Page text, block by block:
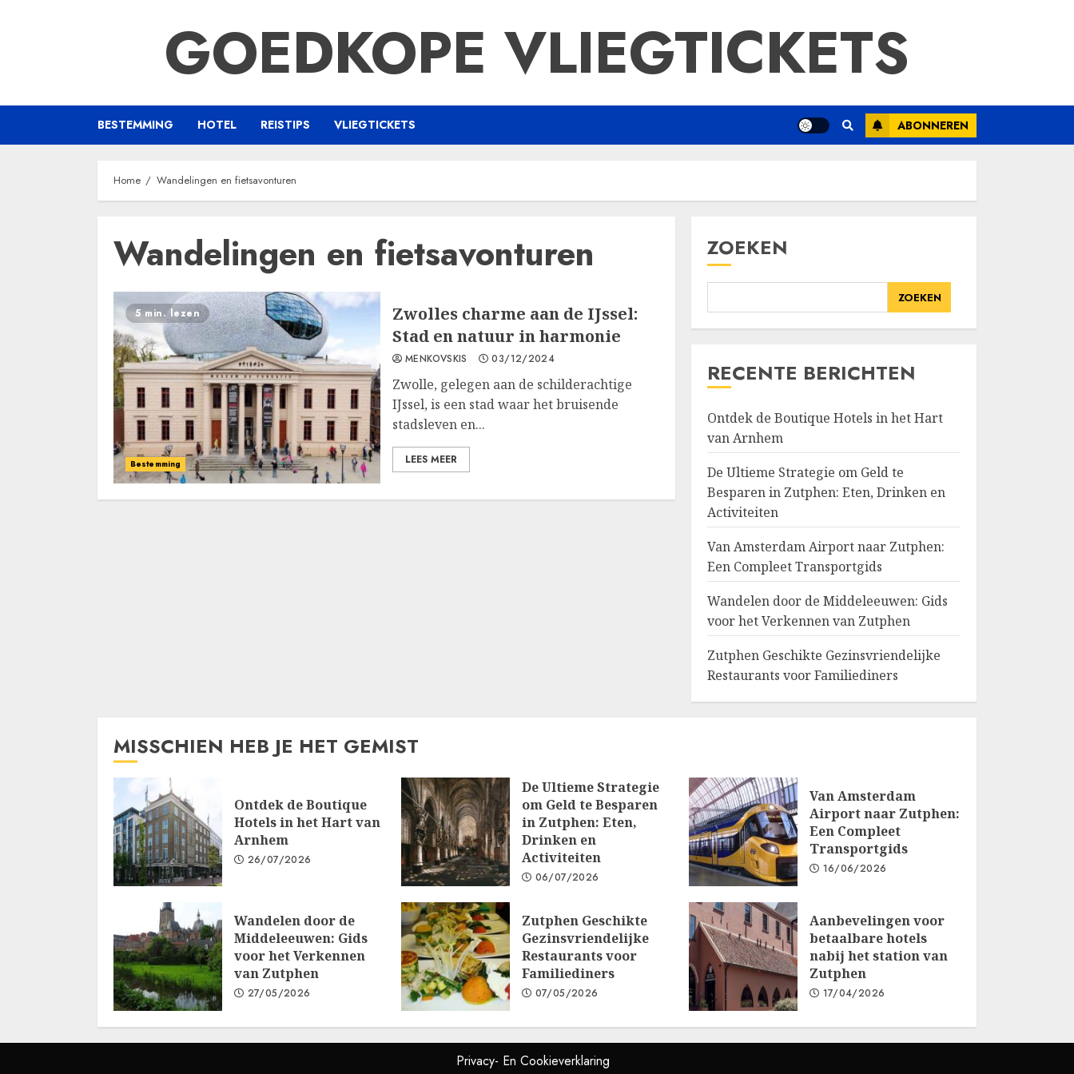
GOEDKOPE VLIEGTICKETS
BESTEMMING HOTEL REISTIPS VLIEGTICKETS ABONNEREN
Home Wandelingen en fietsavonturen
Wandelingen en fietsavonturen
5 min. lezen
Bestemming
Zwolles charme aan de IJssel:
Stad en natuur in harmonie
MENKOVSKIS 03/12/2024
Zwolle, gelegen aan de schilderachtige
IJssel, is een stad waar het bruisende
stadsleven en...
LEES MEER
ZOEKEN
ZOEKEN
RECENTE BERICHTEN
Ontdek de Boutique Hotels in het Hart
van Arnhem
De Ultieme Strategie om Geld te
Besparen in Zutphen: Eten, Drinken en
Activiteiten
Van Amsterdam Airport naar Zutphen:
Een Compleet Transportgids
Wandelen door de Middeleeuwen: Gids
voor het Verkennen van Zutphen
Zutphen Geschikte Gezinsvriendelijke
Restaurants voor Familiediners
MISSCHIEN HEB JE HET GEMIST
Ontdek de Boutique
Hotels in het Hart van
Arnhem
26/07/2026
De Ultieme Strategie
om Geld te Besparen
in Zutphen: Eten,
Drinken en
Activiteiten
06/07/2026
Van Amsterdam
Airport naar Zutphen:
Een Compleet
Transportgids
16/06/2026
Wandelen door de
Middeleeuwen: Gids
voor het Verkennen
van Zutphen
27/05/2026
Zutphen Geschikte
Gezinsvriendelijke
Restaurants voor
Familiediners
07/05/2026
Aanbevelingen voor
betaalbare hotels
nabij het station van
Zutphen
17/04/2026
Privacy- En Cookieverklaring